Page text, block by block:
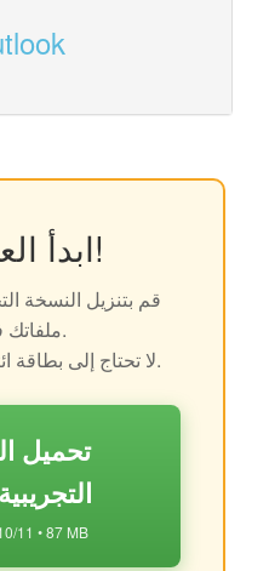
ابدأ العمل الآن!
قم بتنزيل النسخة
ملفاتك في دقائق.
لا تحتاج إلى بطاقة ائتمان أو بريد إلكتروني.
11 • 87 MB